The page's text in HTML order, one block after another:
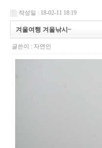
작성일 : 18-02-11 18:19
겨울여행 겨울낚시~
글쓴이 : 자연인